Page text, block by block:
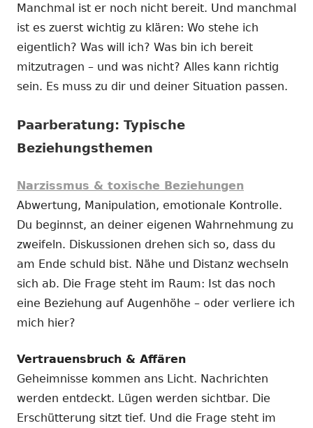
Manchmal ist er noch nicht bereit. Und manchmal
ist es zuerst wichtig zu klären: Wo stehe ich
eigentlich? Was will ich? Was bin ich bereit
mitzutragen – und was nicht? Alles kann richtig
sein. Es muss zu dir und deiner Situation passen.
Paarberatung: Typische
Beziehungsthemen
Narzissmus & toxische Beziehungen
Abwertung, Manipulation, emotionale Kontrolle.
Du beginnst, an deiner eigenen Wahrnehmung zu
zweifeln. Diskussionen drehen sich so, dass du
am Ende schuld bist. Nähe und Distanz wechseln
sich ab. Die Frage steht im Raum: Ist das noch
eine Beziehung auf Augenhöhe – oder verliere ich
mich hier?
Vertrauensbruch & Affären
Geheimnisse kommen ans Licht. Nachrichten
werden entdeckt. Lügen werden sichtbar. Die
Erschütterung sitzt tief. Und die Frage steht im